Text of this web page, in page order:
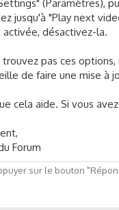
(Paramètres),
jusqu'à "Play next
désactivez-la.
trouvez pas ces
de faire une mise à
cela aide. Si vous
Forum
sur le bouton